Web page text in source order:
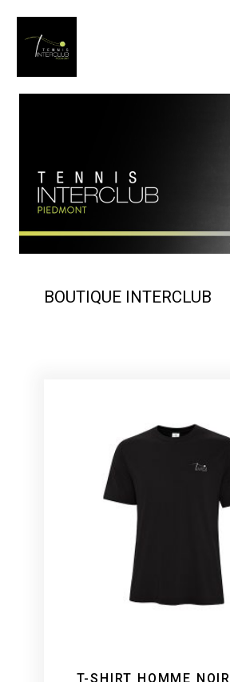
BOUTIQUE INTERCLUB
T-SHIRT HOMME NOIR